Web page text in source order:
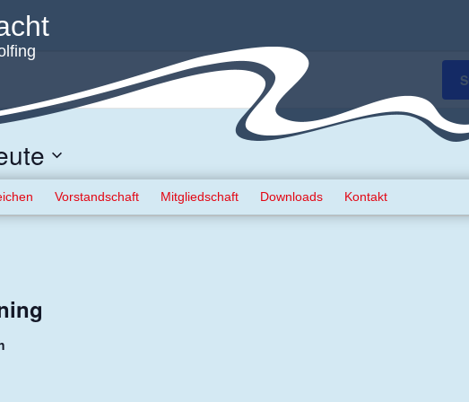
Vorstandschaft Mitgliedschaft Downloads Kontakt